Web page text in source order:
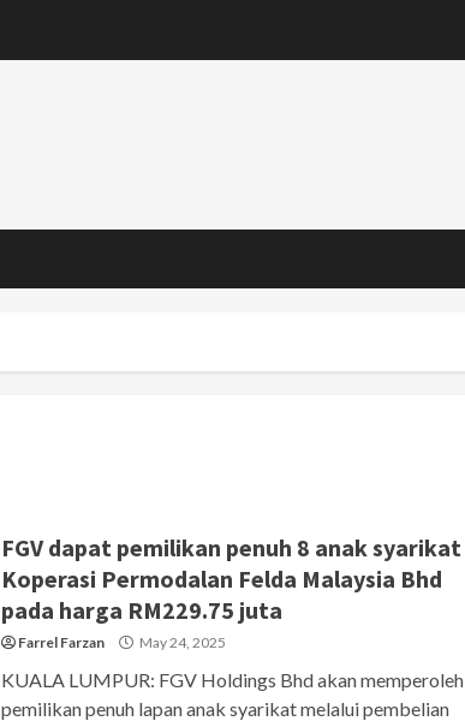
FGV dapat pemilikan penuh 8 anak syarikat
Koperasi Permodalan Felda Malaysia Bhd
pada harga RM229.75 juta
Farrel Farzan May 24, 2025
KUALA LUMPUR: FGV Holdings Bhd akan memperoleh
pemilikan penuh lapan anak syarikat melalui pembelian